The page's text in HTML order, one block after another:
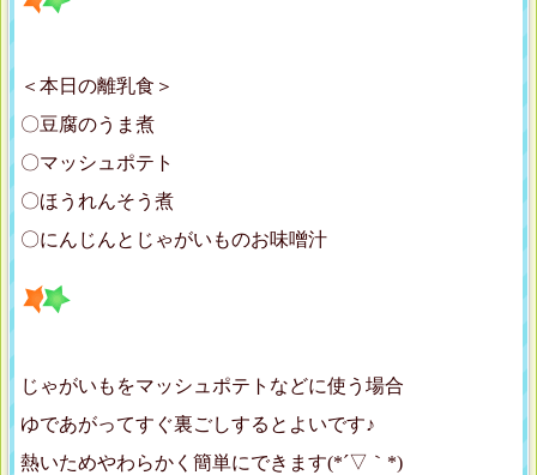
＜本日の離乳食＞
〇豆腐のうま煮
〇マッシュポテト
〇ほうれんそう煮
〇にんじんとじゃがいものお味噌汁
じゃがいもをマッシュポテトなどに使う場合
ゆであがってすぐ裏ごしするとよいです♪
熱いためやわらかく簡単にできます(*´▽｀*)